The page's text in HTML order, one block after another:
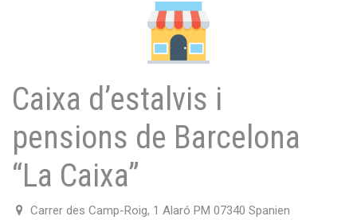
Caixa d’estalvis i
pensions de Barcelona
“La Caixa”
Carrer des Camp-Roig, 1 Alaró PM 07340 Spanien